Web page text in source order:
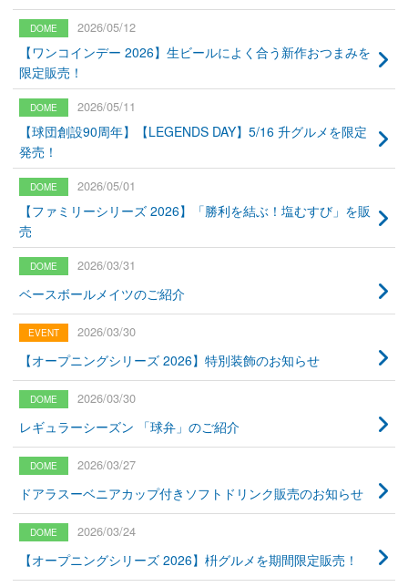
2026/05/12
【ワンコインデー 2026】生ビールによく合う新作おつまみを
限定販売！
2026/05/11
【球団創設90周年】【LEGENDS DAY】5/16 升グルメを限定
発売！
2026/05/01
【ファミリーシリーズ 2026】「勝利を結ぶ！塩むすび」を販
売
2026/03/31
ベースボールメイツのご紹介
2026/03/30
【オープニングシリーズ 2026】特別装飾のお知らせ
2026/03/30
レギュラーシーズン 「球弁」のご紹介
2026/03/27
ドアラスーベニアカップ付きソフトドリンク販売のお知らせ
2026/03/24
【オープニングシリーズ 2026】枡グルメを期間限定販売！